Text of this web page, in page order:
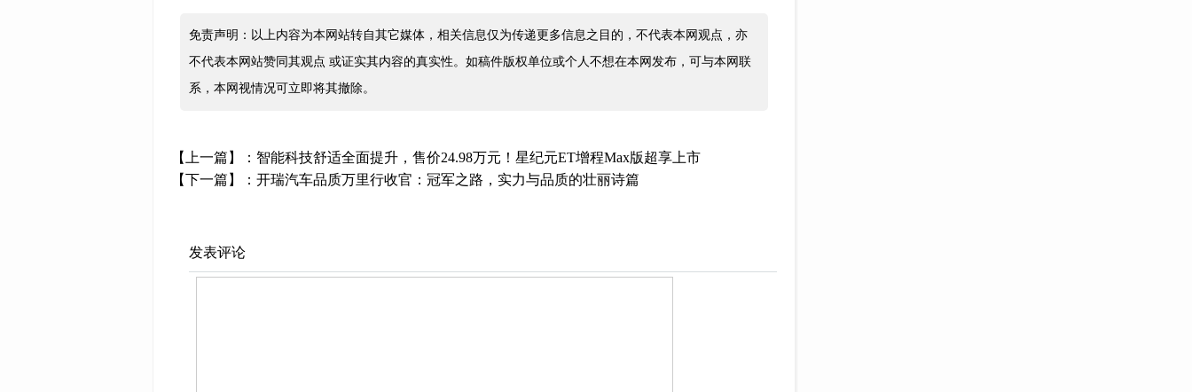
免责声明：以上内容为本网站转自其它媒体，相关信息仅为传递更多信息之目的，不代表本网观点，亦
不代表本网站赞同其观点 或证实其内容的真实性。如稿件版权单位或个人不想在本网发布，可与本网联
系，本网视情况可立即将其撤除。
【上一篇】： 智能科技舒适全面提升，售价24.98万元！星纪元ET增程Max版超享上市
【下一篇】： 开瑞汽车品质万里行收官：冠军之路，实力与品质的壮丽诗篇
发表评论